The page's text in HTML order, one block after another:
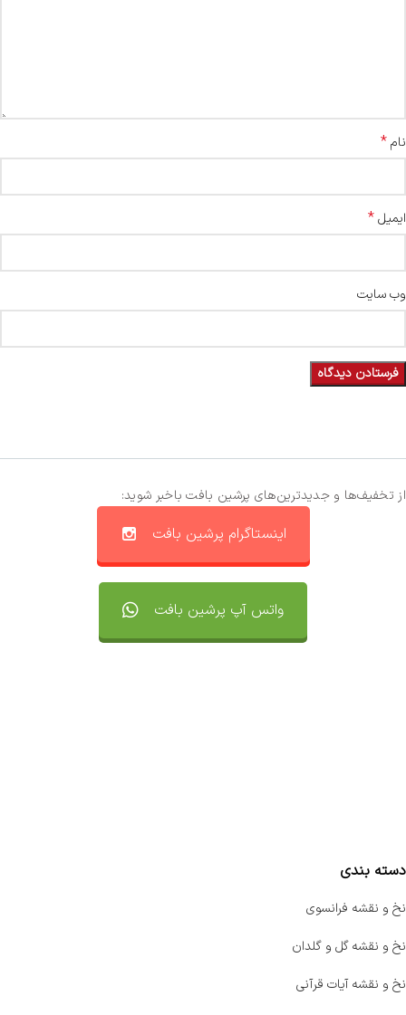
نام*
ایمیل*
وب‌ سایت
از تخفیف‌ها و جدیدترین‌های پرشین بافت باخبر شوید:
اینستاگرام پرشین بافت
واتس آپ پرشین بافت
دسته بندی
نخ و نقشه فرانسوی
نخ و نقشه گل و گلدان
نخ و نقشه آیات قرآنی